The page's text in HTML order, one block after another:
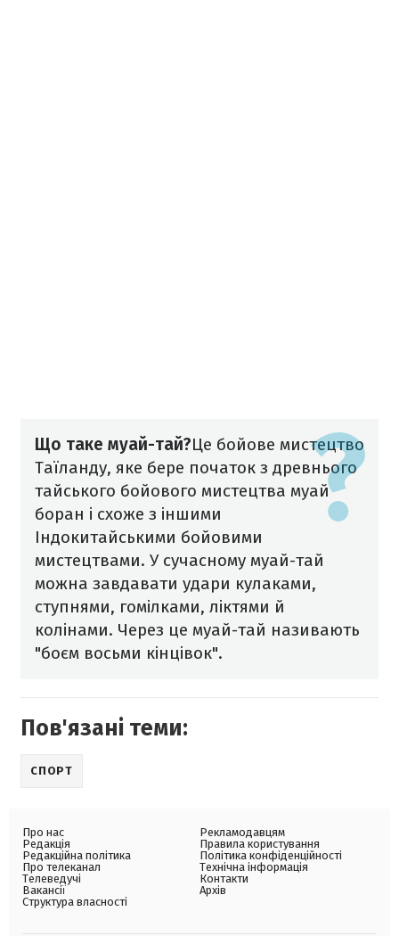
Що таке муай-тай?Це бойове мистецтво
Таїланду, яке бере початок з древнього
тайського бойового мистецтва муай
боран і схоже з іншими
Індокитайськими бойовими
мистецтвами. У сучасному муай-тай
можна завдавати удари кулаками,
ступнями, гомілками, ліктями й
колінами. Через це муай-тай називають
"боєм восьми кінцівок".
Пов'язані теми:
СПОРТ
Про нас
Редакція
Редакційна політика
Про телеканал
Телеведучі
Вакансії
Структура власності
Рекламодавцям
Правила користування
Політика конфіденційності
Технічна інформація
Контакти
Архів